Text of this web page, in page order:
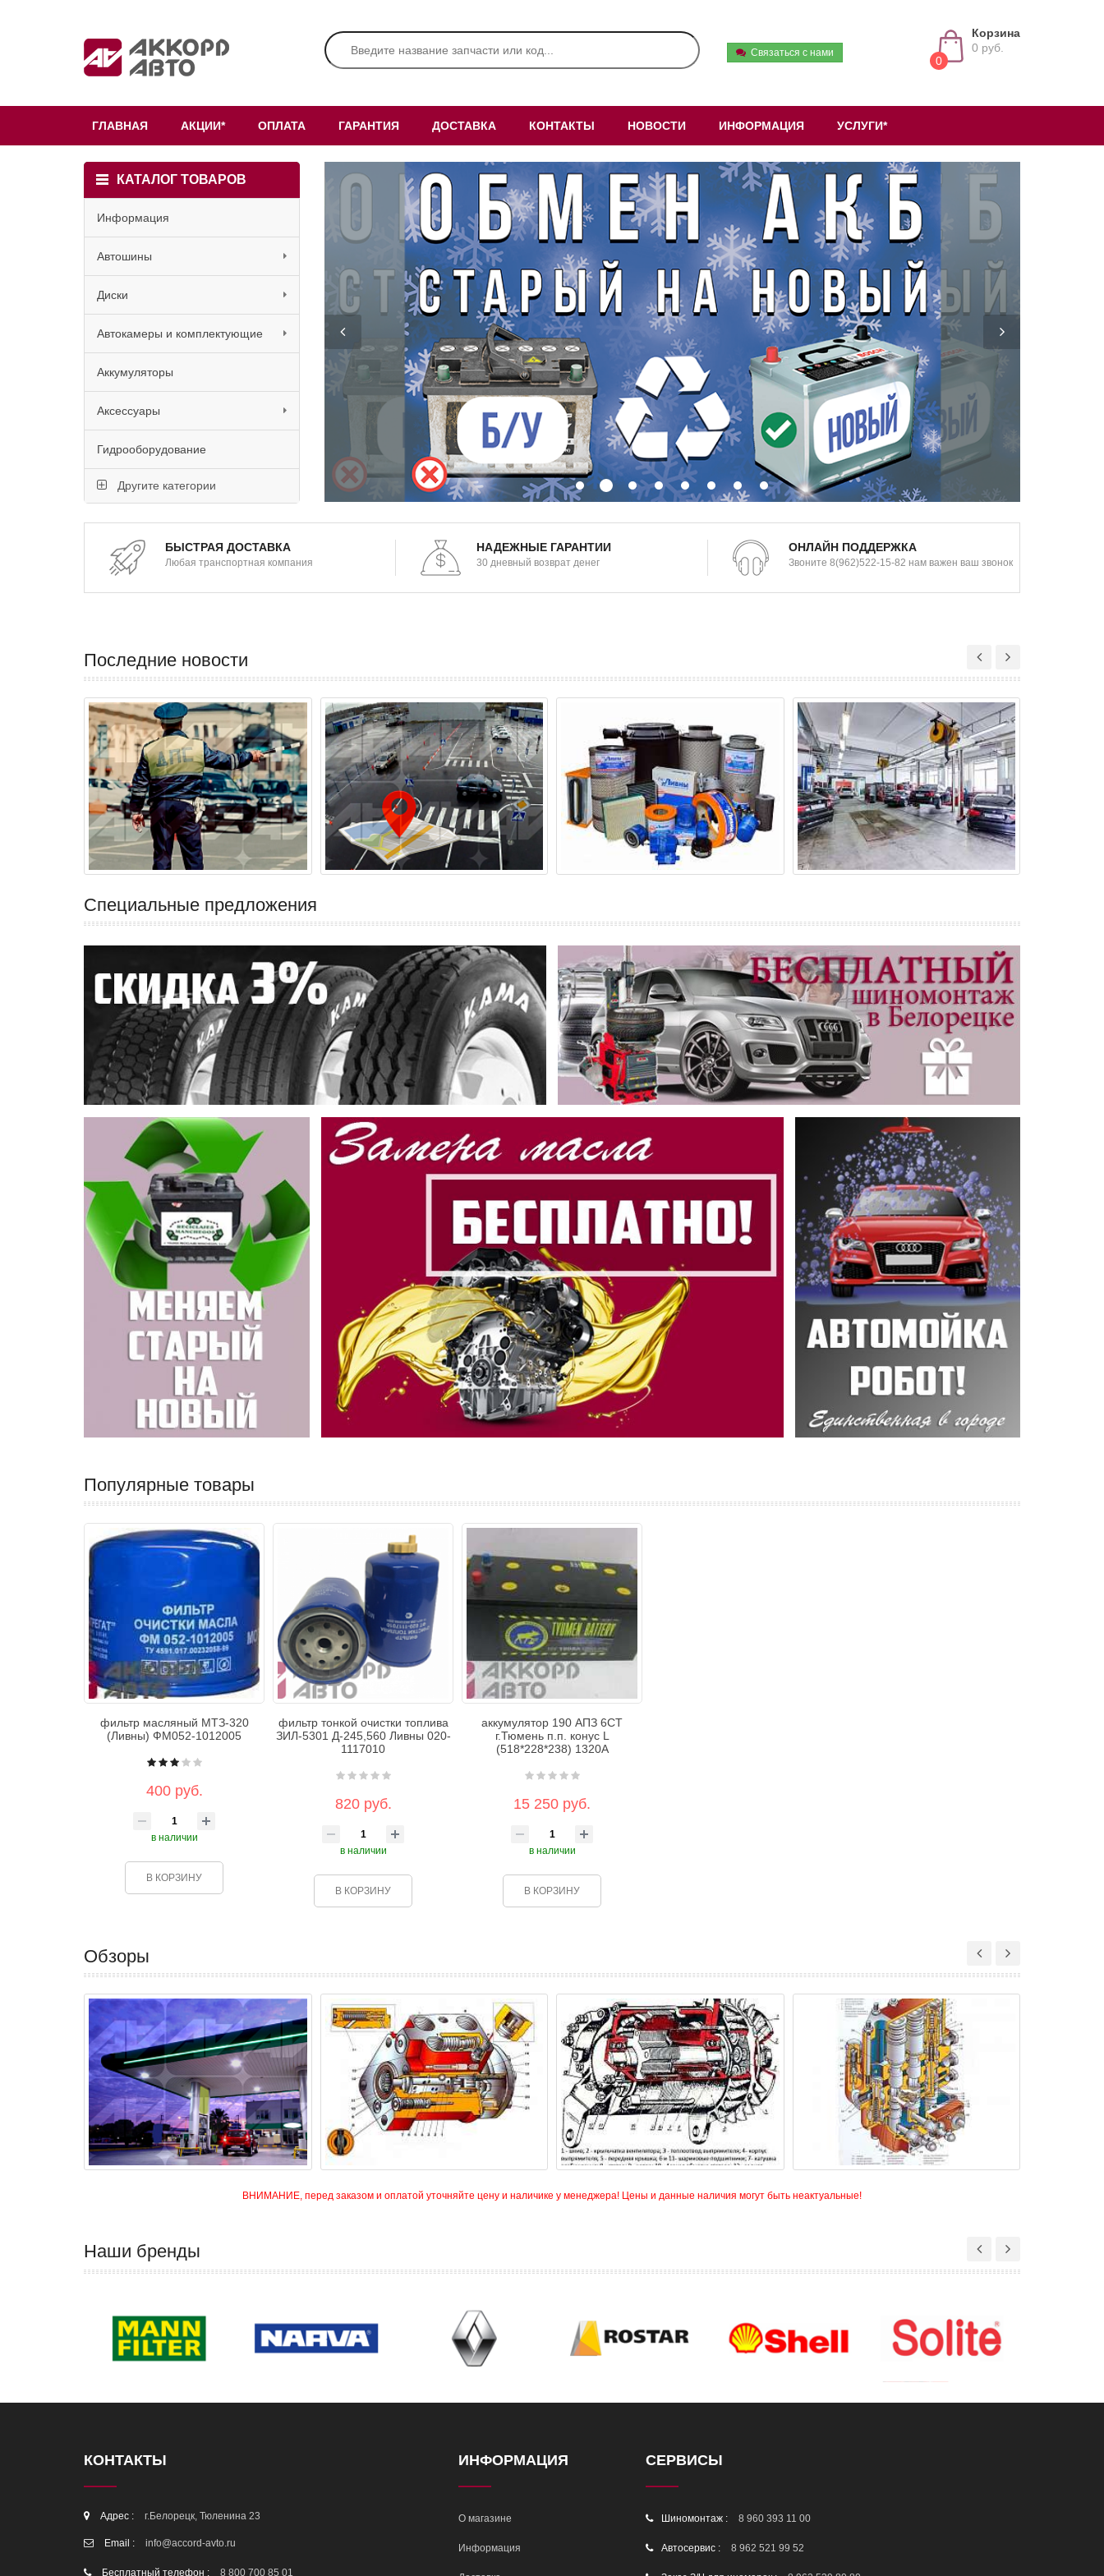
Связаться с нами
0
Корзина
0 руб.
ГЛАВНАЯ АКЦИИ* ОПЛАТА ГАРАНТИЯ ДОСТАВКА КОНТАКТЫ НОВОСТИ ИНФОРМАЦИЯ УСЛУГИ*
КАТАЛОГ ТОВАРОВ
Информация
Автошины
Диски
Автокамеры и комплектующие
Аккумуляторы
Аксессуары
Гидрооборудование
Другите категории
БЫСТРАЯ ДОСТАВКА
Любая транспортная компания
НАДЕЖНЫЕ ГАРАНТИИ
30 дневный возврат денег
ОНЛАЙН ПОДДЕРЖКА
Звоните 8(962)522-15-82 нам важен ваш звонок
Последние новости
Специальные предложения
Популярные товары
фильтр масляный МТЗ-320
(Ливны) ФМ052-1012005
400 руб.
в наличии
В КОРЗИНУ
фильтр тонкой очистки топлива
ЗИЛ-5301 Д-245,560 Ливны 020-
1117010
820 руб.
в наличии
В КОРЗИНУ
аккумулятор 190 АПЗ 6СТ
г.Тюмень п.п. конус L
(518*228*238) 1320А
15 250 руб.
в наличии
В КОРЗИНУ
Обзоры
ВНИМАНИЕ, перед заказом и оплатой уточняйте цену и наличике у менеджера! Цены и данные наличия могут быть неактуальные!
Наши бренды
КОНТАКТЫ
Адрес : г.Белорецк, Тюленина 23
Email : info@accord-avto.ru
Бесплатный телефон : 8 800 700 85 01
ИНФОРМАЦИЯ
О магазине
Информация
СЕРВИСЫ
Шиномонтаж : 8 960 393 11 00
Автосервис : 8 962 521 99 52